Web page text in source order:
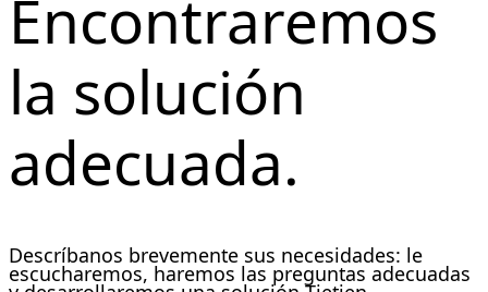
Encontraremos
la solución
adecuada.
Descríbanos brevemente sus necesidades: le
escucharemos, haremos las preguntas adecuadas